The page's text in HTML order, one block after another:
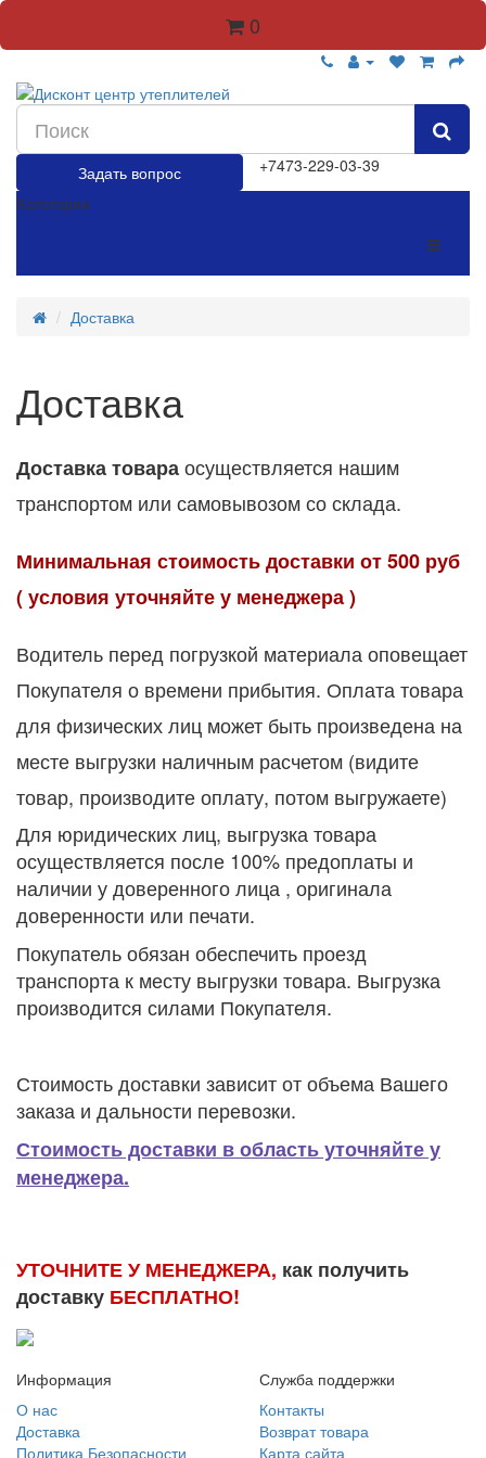
0
Задать вопрос
+7473-229-03-39
Категории
Доставка
Доставка
Доставка товараосуществляется нашим
транспортом или самовывозом со склада.
Минимальная стоимость доставки от 500 руб
( условия уточняйте у менеджера )
Водитель перед погрузкой материала оповещает
Покупателя о времени прибытия. Оплата товара
для физических лиц может быть произведена на
месте выгрузки наличным расчетом (видите
товар, производите оплату, потом выгружаете)
Для юридических лиц, выгрузка товара
осуществляется после 100% предоплаты и
наличии у доверенного лица , оригинала
доверенности или печати.
Покупатель обязан обеспечить проезд
транспорта к месту выгрузки товара. Выгрузка
производится силами Покупателя.
Стоимость доставки зависит от объема Вашего
заказа и дальности перевозки.
Стоимость доставки в область уточняйте у
менеджера.
УТОЧНИТЕ У МЕНЕДЖЕРА, как получить
доставку БЕСПЛАТНО!
Информация
О нас
Доставка
Политика Безопасности
Служба поддержки
Контакты
Возврат товара
Карта сайта